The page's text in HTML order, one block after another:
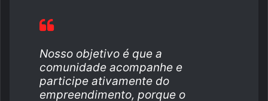
Nosso objetivo é que a
comunidade acompanhe e
participe ativamente do
empreendimento, porque o